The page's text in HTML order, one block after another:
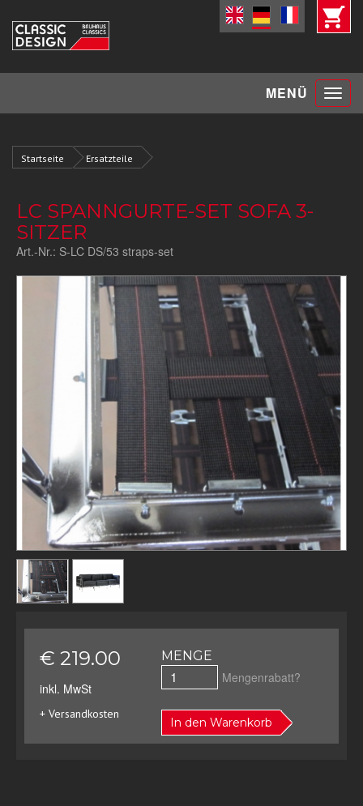
MENÜ Toggle
Startseite Ersatzteile
LC SPANNGURTE-SET SOFA 3-
SITZER
Art.-Nr.: S-LC DS/53 straps-set
€ 219.00
inkl. MwSt
+ Versandkosten
MENGE
Mengenrabatt?
In den Warenkorb